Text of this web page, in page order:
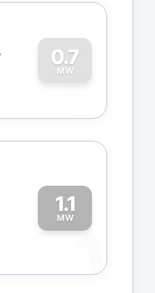
0.7
MW
0
1.1
MW
1